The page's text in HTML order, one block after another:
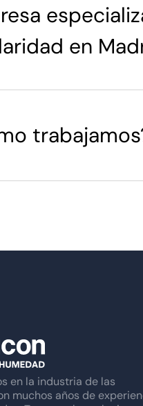
en
en la industria de las
muchos años de